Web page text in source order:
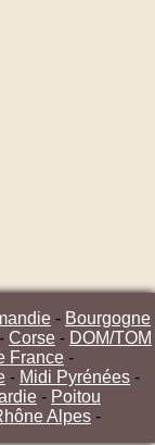
- Bourgogne
- Corse - DOM/TOM
France -
- Midi Pyrénées -
- Poitou
Alpes -